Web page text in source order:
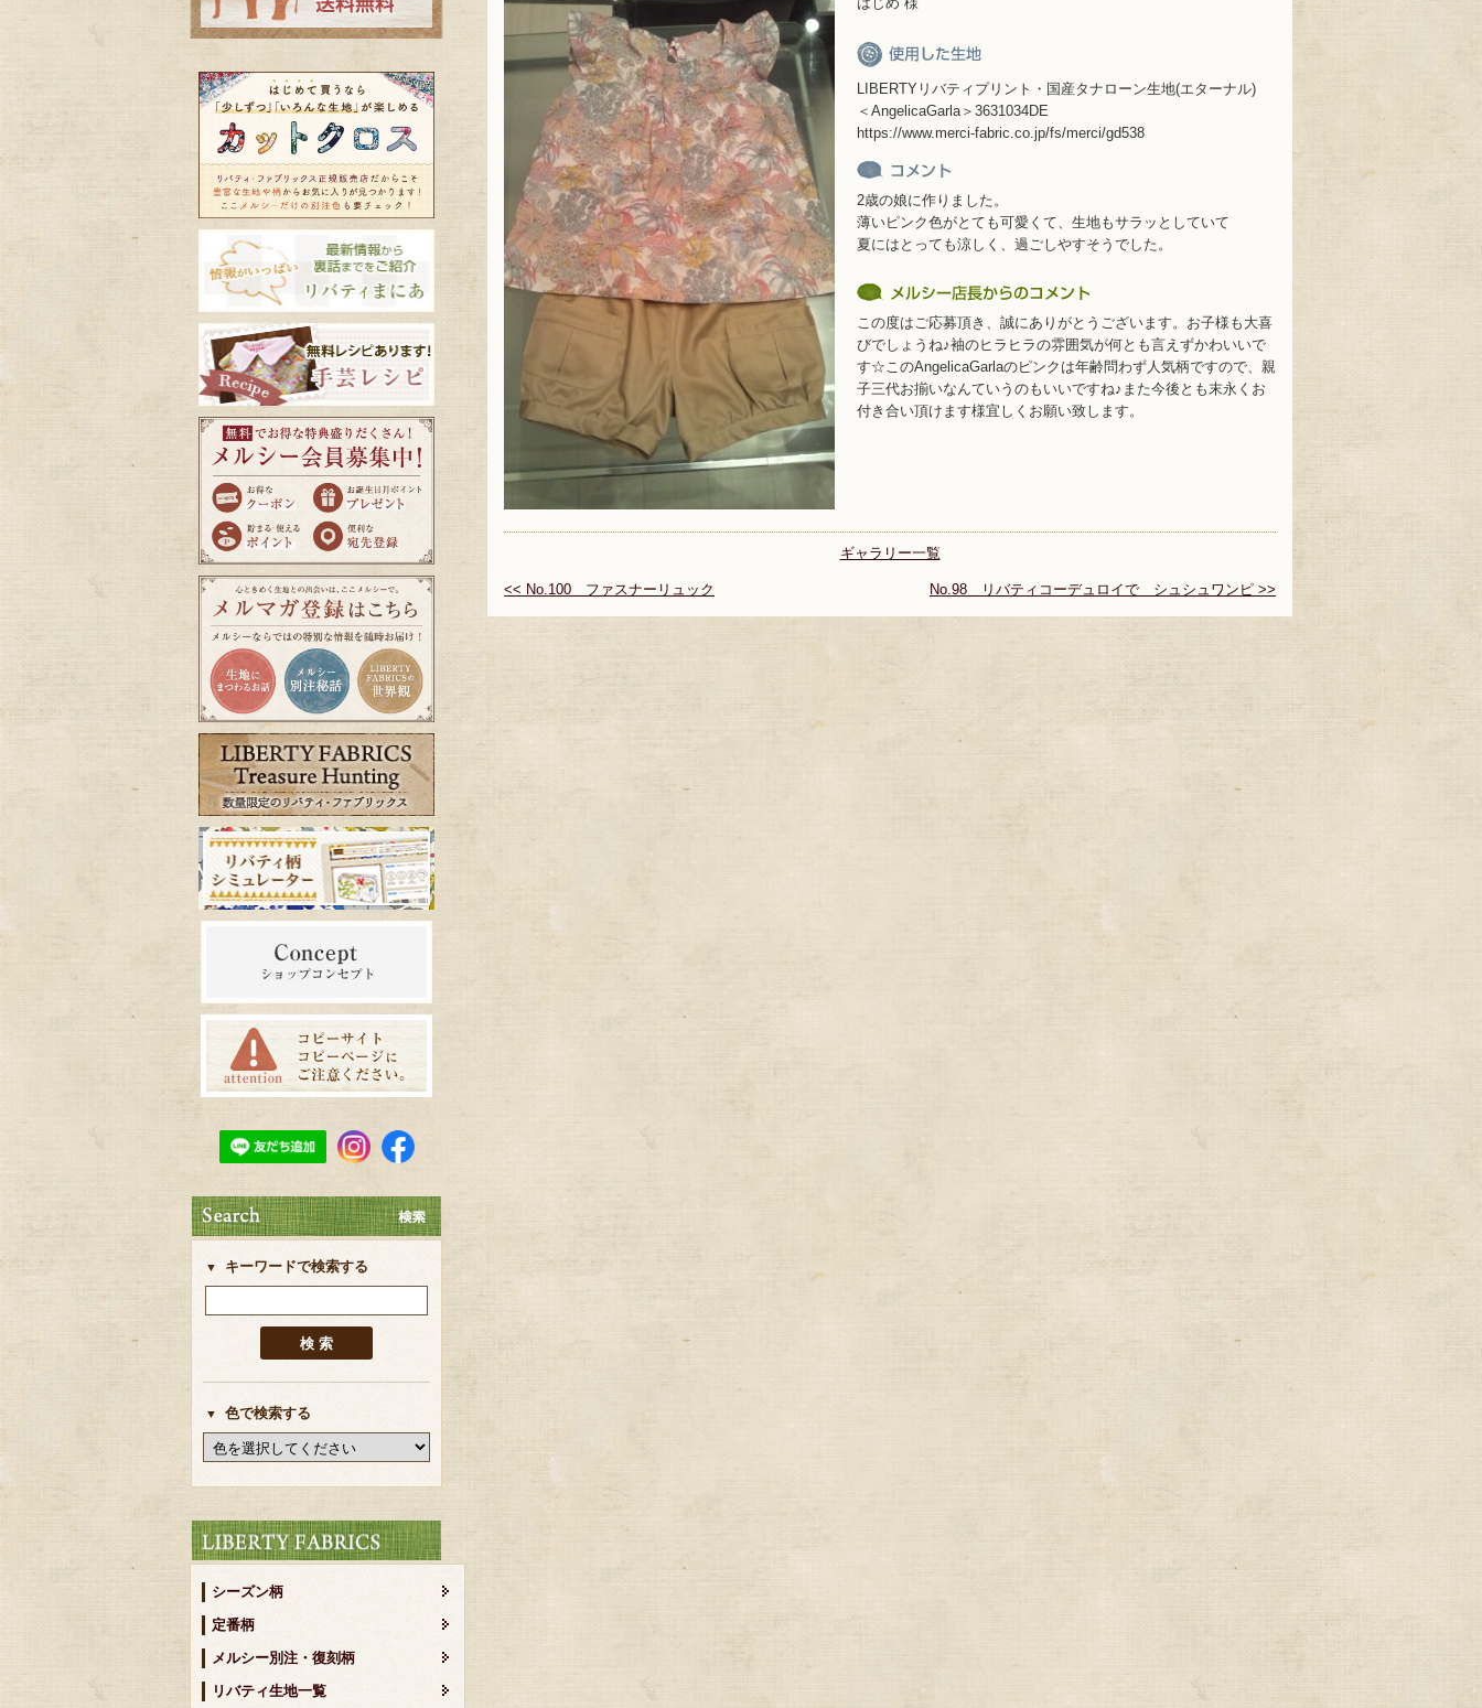
キーワードで検索する
色で検索する
シーズン柄
定番柄
メルシー別注・復刻柄
リバティ生地一覧
LIBERTYリバティプリント・国産タナローン生地(エターナル)
＜AngelicaGarla＞3631034DE
https://www.merci-fabric.co.jp/fs/merci/gd538
2歳の娘に作りました。
薄いピンク色がとても可愛くて、生地もサラッとしていて
夏にはとっても涼しく、過ごしやすそうでした。
この度はご応募頂き、誠にありがとうございます。お子様も大喜
びでしょうね♪袖のヒラヒラの雰囲気が何とも言えずかわいいで
す☆このAngelicaGarlaのピンクは年齢問わず人気柄ですので、親
子三代お揃いなんていうのもいいですね♪また今後とも末永くお
付き合い頂けます様宜しくお願い致します。
ギャラリー一覧
<< No.100 ファスナーリュック No.98 リバティコーデュロイで シュシュワンピ >>